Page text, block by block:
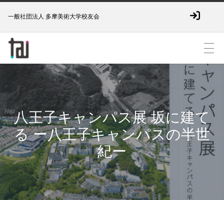
一般社団法人 多摩美術大学校友会
八王子キャンパス展 坂に建て
る ー八王子キャンパスの半世
紀ー